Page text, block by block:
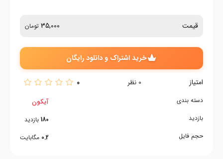
قیمت 35,000 تومان
خرید اشتراک و دانلود رایگان
امتیاز 0 نظر 0
دسته بندی
بازدید
حجم فایل
آیکون
180 بازدید
0.2 مگابایت